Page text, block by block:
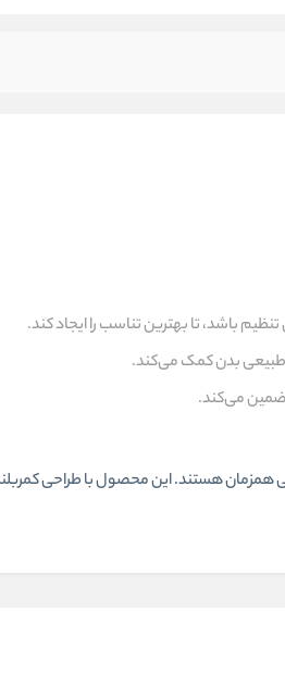
باشد، تا بهترین تناسب را ایجاد کند.
طبیعی بدن کمک می‌کند.
تضمین می‌کند.
همزمان هستند. این محصول با طراحی